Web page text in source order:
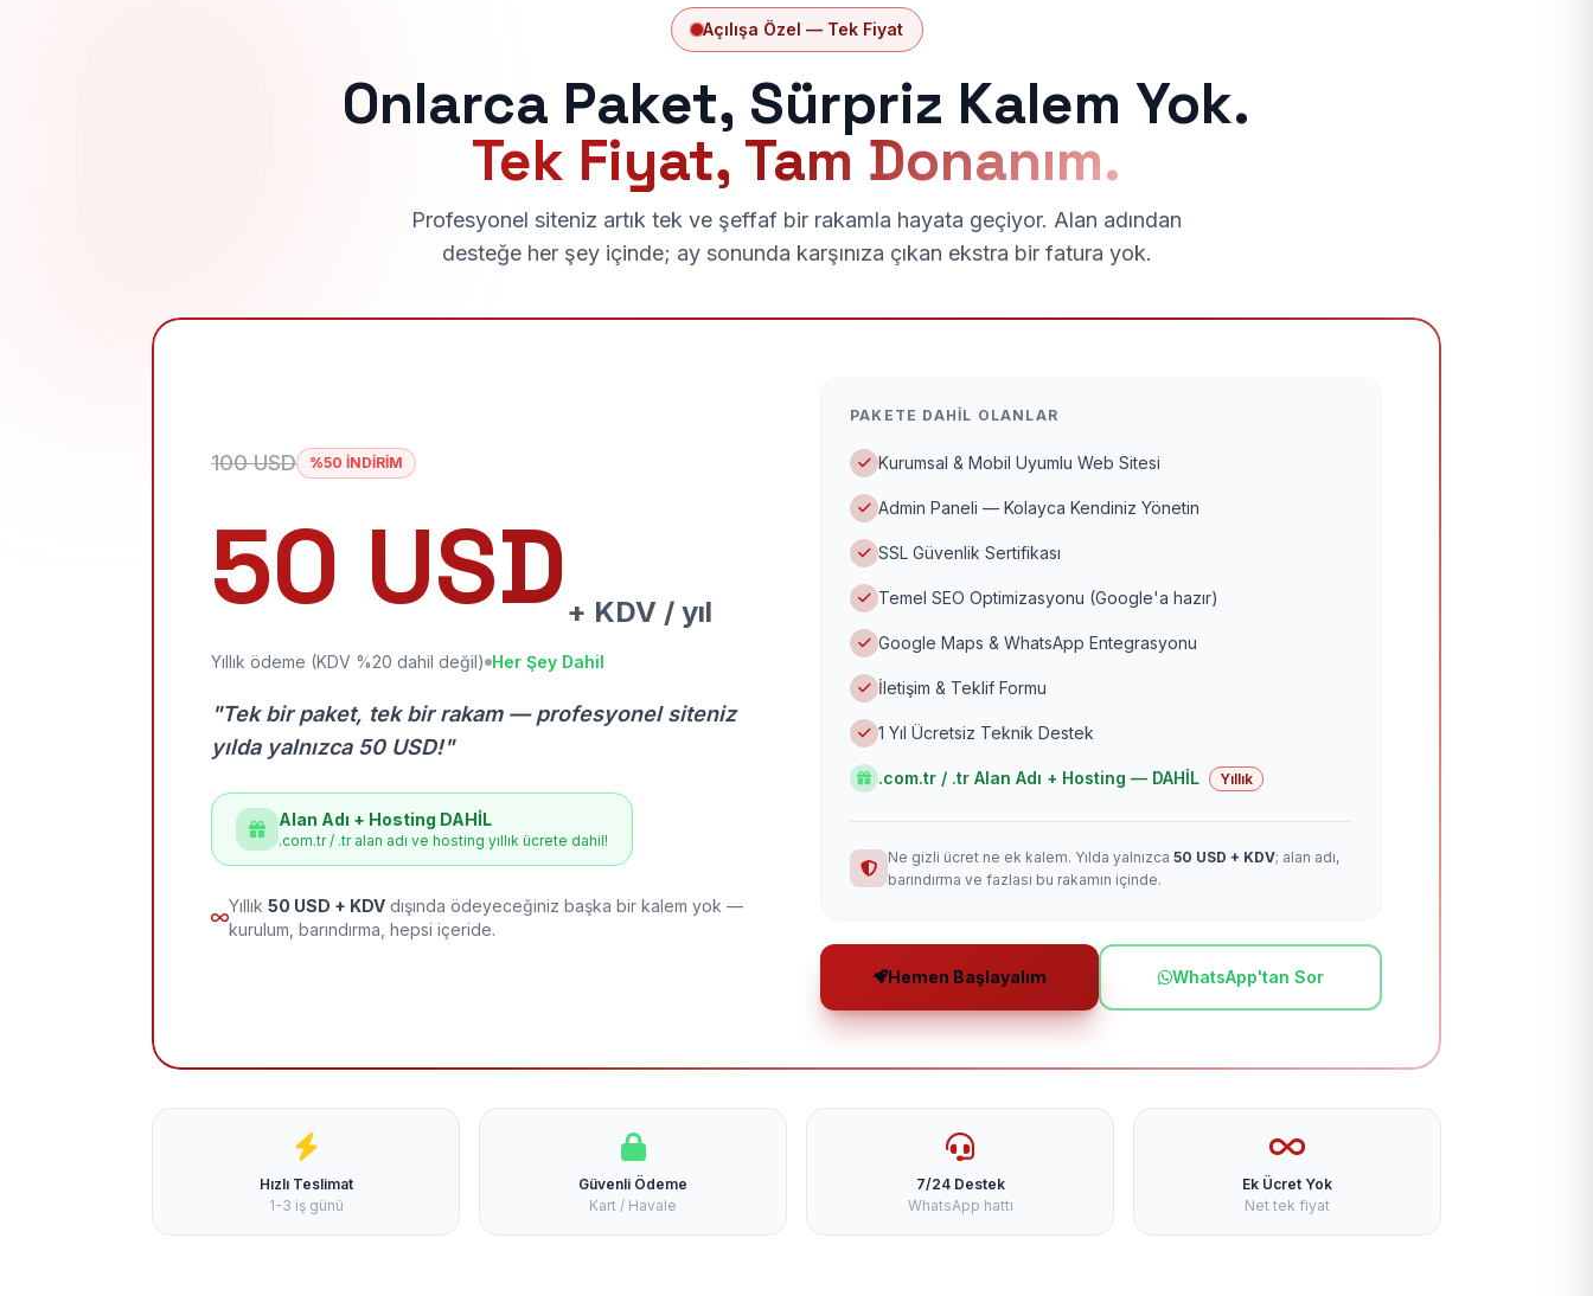
Açılışa Özel — Tek Fiyat
Onlarca Paket, Sürpriz Kalem Yok.
Tek Fiyat, Tam Donanım.
Profesyonel siteniz artık tek ve şeffaf bir rakamla hayata geçiyor. Alan adından
desteğe her şey içinde; ay sonunda karşınıza çıkan ekstra bir fatura yok.
100 USD %50 İNDİRİM
50 USD + KDV / yıl
Yıllık ödeme (KDV %20 dahil değil) Her Şey Dahil
"Tek bir paket, tek bir rakam — profesyonel siteniz
yılda yalnızca 50 USD!"
Alan Adı + Hosting DAHİL
.com.tr / .tr alan adı ve hosting yıllık ücrete dahil!
Yıllık 50 USD + KDV dışında ödeyeceğiniz başka bir kalem yok —
kurulum, barındırma, hepsi içeride.
PAKETE DAHIL OLANLAR
Kurumsal & Mobil Uyumlu Web Sitesi
Admin Paneli — Kolayca Kendiniz Yönetin
SSL Güvenlik Sertifikası
Temel SEO Optimizasyonu (Google'a hazır)
Google Maps & WhatsApp Entegrasyonu
İletişim & Teklif Formu
1 Yıl Ücretsiz Teknik Destek
.com.tr / .tr Alan Adı + Hosting — DAHİL Yıllık
Ne gizli ücret ne ek kalem. Yılda yalnızca 50 USD + KDV; alan adı,
barındırma ve fazlası bu rakamın içinde.
Hemen Başlayalım WhatsApp'tan Sor
Hızlı Teslimat
1-3 iş günü
Güvenli Ödeme
Kart / Havale
7/24 Destek
WhatsApp hattı
Ek Ücret Yok
Net tek fiyat